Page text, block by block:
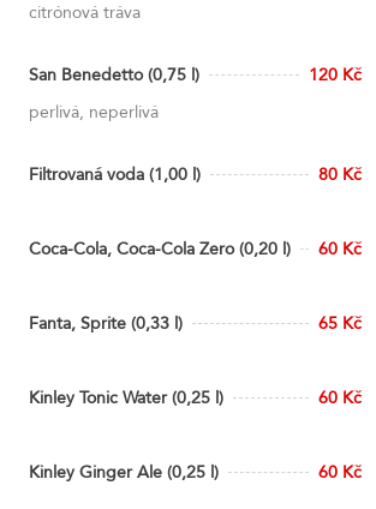
citrónová tráva
San Benedetto (0,75 l)
120 Kč
perlivá, neperlivá
Filtrovaná voda (1,00 l) 80 Kč
Coca-Cola, Coca-Cola Zero (0,20 l) 60 Kč
Fanta, Sprite (0,33 l) 65 Kč
Kinley Tonic Water (0,25 l) 60 Kč
Kinley Ginger Ale (0,25 l) 60 Kč